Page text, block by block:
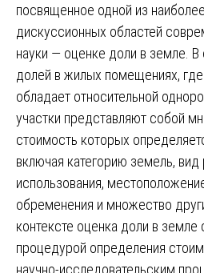
посвященное одной из
дискуссионных областей
науки — оценке доли в земле. В
долей в жилых помещениях,
обладает относительной
участки представляют собой
стоимость которых
включая категорию земель,
использования,
обременения и множество
контексте оценка доли в земле
процедурой определения
научно-исследовательским